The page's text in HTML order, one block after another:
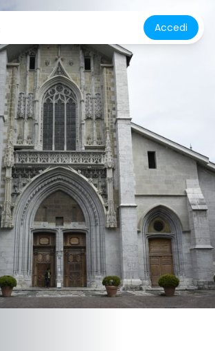
Accedi